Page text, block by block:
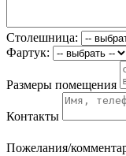
Столешница:
Фартук:
Размеры помещения
Контакты
Пожелания/